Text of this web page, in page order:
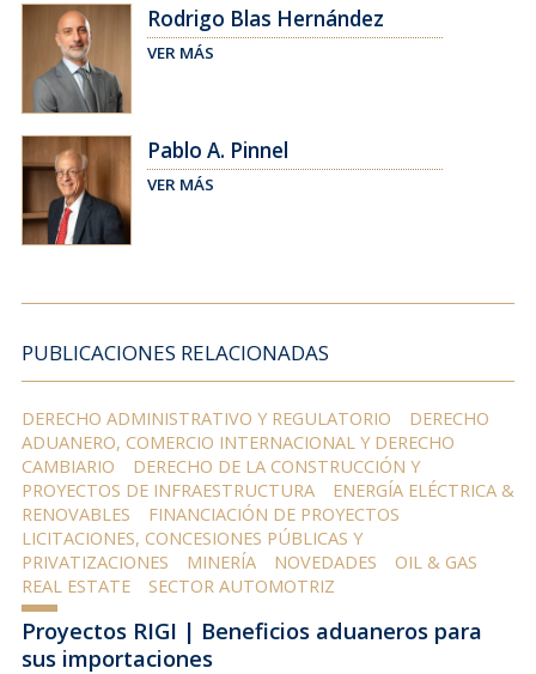
Rodrigo Blas Hernández
VER MÁS
Pablo A. Pinnel
VER MÁS
PUBLICACIONES RELACIONADAS
DERECHO ADMINISTRATIVO Y REGULATORIO
DERECHO
ADUANERO, COMERCIO INTERNACIONAL Y DERECHO
CAMBIARIO
DERECHO DE LA CONSTRUCCIÓN Y
PROYECTOS DE INFRAESTRUCTURA
ENERGÍA ELÉCTRICA &
RENOVABLES
FINANCIACIÓN DE PROYECTOS
LICITACIONES, CONCESIONES PÚBLICAS Y
PRIVATIZACIONES
MINERÍA NOVEDADES
OIL & GAS
REAL ESTATE
SECTOR AUTOMOTRIZ
Proyectos RIGI | Beneficios aduaneros para
sus importaciones